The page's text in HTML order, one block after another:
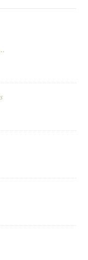
pourquoi un parage
!
du milieu.